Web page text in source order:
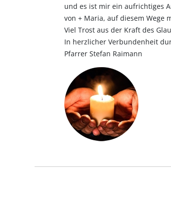
und es ist mir ein aufrichtiges
von + Maria, auf diesem Wege
Viel Trost aus der Kraft des
In herzlicher Verbundenheit
Pfarrer Stefan Raimann